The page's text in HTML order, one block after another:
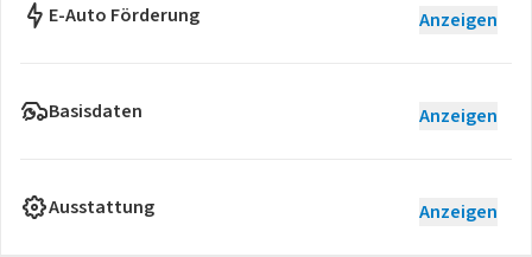
E-Auto Förderung Anzeigen
Basisdaten Anzeigen
Ausstattung Anzeigen